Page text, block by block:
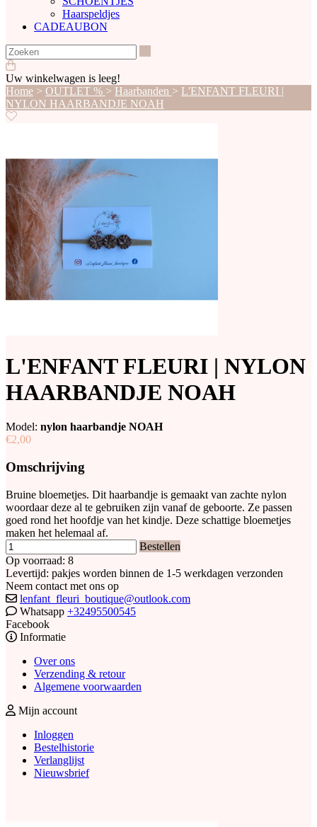
Haarspeldjes
CADEAUBON
Uw winkelwagen is leeg!
Home > OUTLET % > Haarbanden > L'ENFANT FLEURI |
NYLON HAARBANDJE NOAH
L'ENFANT FLEURI | NYLON
HAARBANDJE NOAH
Model: nylon haarbandje NOAH
€2,00
Omschrijving
Bruine bloemetjes. Dit haarbandje is gemaakt van zachte nylon
woordaar deze al te gebruiken zijn vanaf de geboorte. Ze passen
goed rond het hoofdje van het kindje. Deze schattige bloemetjes
maken het helemaal af.
Bestellen
Op voorraad: 8
Levertijd: pakjes worden binnen de 1-5 werkdagen verzonden
Neem contact met ons op
lenfant_fleuri_boutique@outlook.com
Whatsapp +32495500545
Facebook
Informatie
Over ons
Verzending & retour
Algemene voorwaarden
Mijn account
Inloggen
Bestelhistorie
Verlanglijst
Nieuwsbrief